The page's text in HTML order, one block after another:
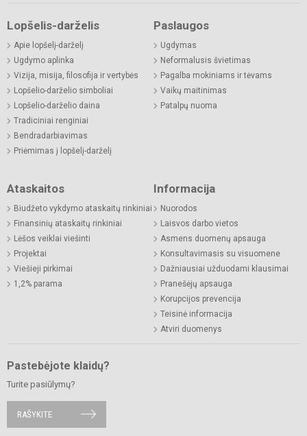
Lopšelis-darželis
Apie lopšelį-darželį
Ugdymo aplinka
Vizija, misija, filosofija ir vertybės
Lopšelio-darželio simboliai
Lopšelio-darželio daina
Tradiciniai renginiai
Bendradarbiavimas
Priėmimas į lopšelį-darželį
Paslaugos
Ugdymas
Neformalusis švietimas
Pagalba mokiniams ir tėvams
Vaikų maitinimas
Patalpų nuoma
Ataskaitos
Biudžeto vykdymo ataskaitų rinkiniai
Finansinių ataskaitų rinkiniai
Lėšos veiklai viešinti
Projektai
Viešieji pirkimai
1,2% parama
Informacija
Nuorodos
Laisvos darbo vietos
Asmens duomenų apsauga
Konsultavimasis su visuomene
Dažniausiai užduodami klausimai
Pranešėjų apsauga
Korupcijos prevencija
Teisinė informacija
Atviri duomenys
Pastebėjote klaidų?
Turite pasiūlymų?
RAŠYKITE